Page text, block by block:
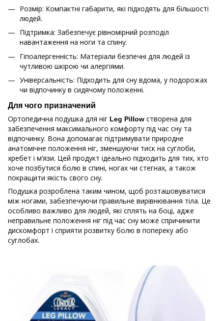
Розмір: Компактні габарити, які підходять для більшості
людей.
Підтримка: Забезпечує рівномірний розподіл
навантаження на ноги та спину.
Гіпоалергенність: Матеріали безпечні для людей із
чутливою шкірою чи алергіями.
Універсальність: Підходить для сну вдома, у подорожах
чи відпочинку в сидячому положенні.
Для чого призначений
Ортопедична подушка для ніг Leg Pillow створена для
забезпечення максимального комфорту під час сну та
відпочинку. Вона допомагає підтримувати природне
анатомічне положення ніг, зменшуючи тиск на суглоби,
хребет і м’язи. Цей продукт ідеально підходить для тих, хто
хоче позбутися болю в спині, ногах чи стегнах, а також
покращити якість свого сну.
Подушка розроблена таким чином, щоб розташовуватися
між ногами, забезпечуючи правильне вирівнювання тіла. Це
особливо важливо для людей, які сплять на боці, адже
неправильне положення ніг під час сну може спричинити
дискомфорт і сприяти розвитку болю в попереку або
суглобах.